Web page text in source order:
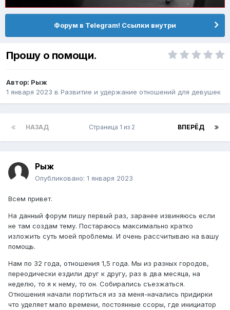
Форум в Telegram! Ссылки внутри
Прошу о помощи.
Автор: Рыж
1 января 2023 в Pазвитие и удержание отношений для девушек
НАЗАД ВПЕРЁД
Страница 1 из 2
Рыж
Опубликовано: 1 января 2023
Всем привет.
На данный форум пишу первый раз, заранее извиняюсь если
не там создам тему. Постараюсь максимально кратко
изложить суть моей проблемы. И очень рассчитываю на вашу
помощь.
Нам по 32 года, отношения 1,5 года. Мы из разных городов,
переодически ездили друг к другу, раз в два месяца, на
неделю, то я к нему, то он. Собирались съезжаться.
Отношения начали портиться из за меня-начались придирки
что уделяет мало времени, постоянные ссоры, где инициатор